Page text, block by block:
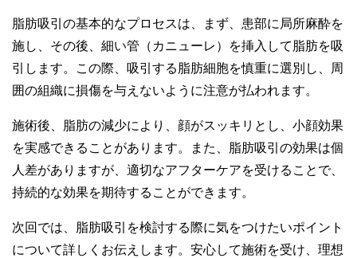
脂肪吸引の基本的なプロセスは、まず、患部に局所麻酔を
施し、その後、細い管（カニューレ）を挿入して脂肪を吸
引します。この際、吸引する脂肪細胞を慎重に選別し、周
囲の組織に損傷を与えないように注意が払われます。
施術後、脂肪の減少により、顔がスッキリとし、小顔効果
を実感できることがあります。また、脂肪吸引の効果は個
人差がありますが、適切なアフターケアを受けることで、
持続的な効果を期待することができます。
次回では、脂肪吸引を検討する際に気をつけたいポイント
について詳しくお伝えします。安心して施術を受け、理想